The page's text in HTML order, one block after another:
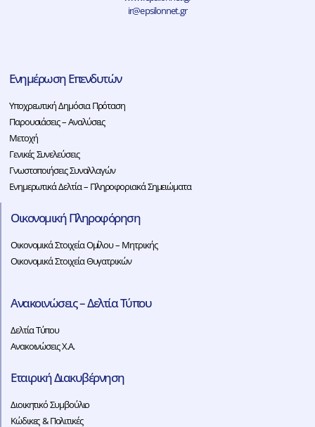
ir@epsilonnet.gr
Ενημέρωση Επενδυτών
Υποχρεωτική Δημόσια Πρόταση
Παρουσιάσεις – Αναλύσεις
Μετοχή
Γενικές Συνελεύσεις
Γνωστοποιήσεις Συναλλαγών
Ενημερωτικά Δελτία – Πληροφοριακά Σημειώματα
Οικονομική Πληροφόρηση
Οικονομικά Στοιχεία Ομίλου – Μητρικής
Οικονομικά Στοιχεία Θυγατρικών
Ανακοινώσεις – Δελτία Τύπου
Δελτία Τύπου
Ανακοινώσεις Χ.Α.
Εταιρική Διακυβέρνηση
Διοικητικό Συμβούλιο
Κώδικες & Πολιτικές